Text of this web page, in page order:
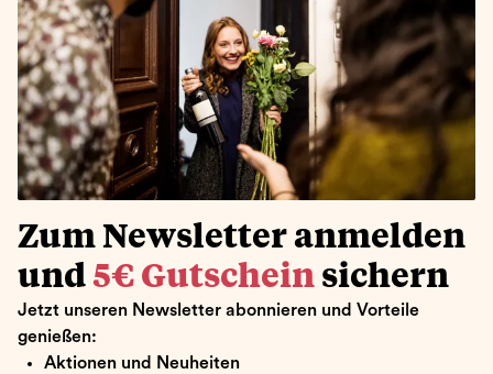
Zum Newsletter anmelden
und 5€ Gutschein sichern
Jetzt unseren Newsletter abonnieren und Vorteile
genießen:
Aktionen und Neuheiten